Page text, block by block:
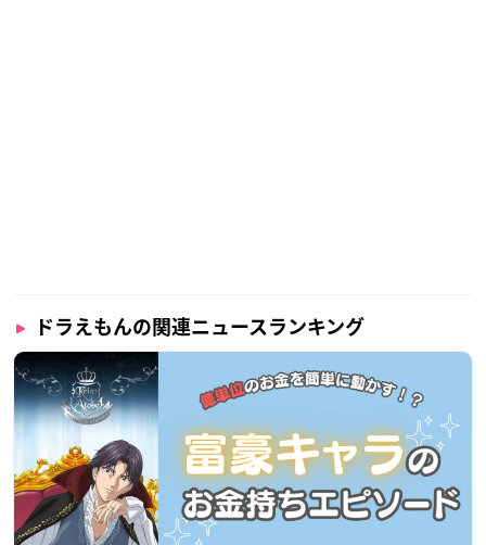
ドラえもんの関連ニュースランキング